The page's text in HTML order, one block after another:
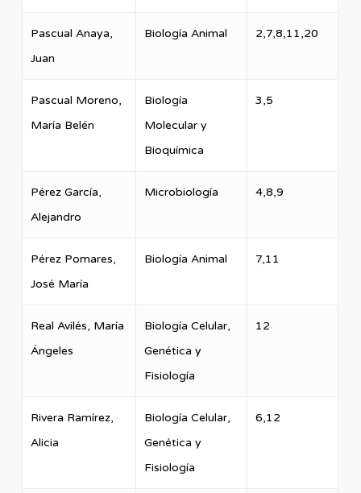
Pascual Anaya,
Juan
Biología Animal 2,7,8,11,20
Pascual Moreno,
María Belén
Biología
Molecular y
Bioquímica
3,5
Pérez García,
Alejandro
Microbiología 4,8,9
Pérez Pomares,
José María
Biología Animal 7,11
Real Avilés, María
Ángeles
Biología Celular,
Genética y
Fisiología
12
Rivera Ramírez,
Alicia
Biología Celular,
Genética y
Fisiología
6,12